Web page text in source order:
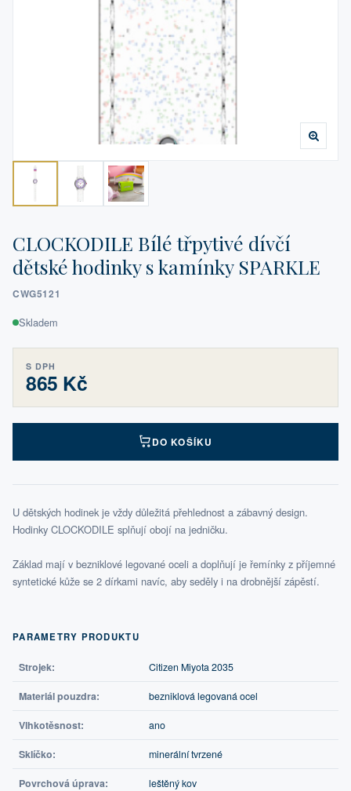
CLOCKODILE Bílé třpytivé dívčí
dětské hodinky s kamínky SPARKLE
CWG5121
Skladem
S DPH
865 Kč
DO KOŠÍKU
U dětských hodinek je vždy důležitá přehlednost a zábavný design.
Hodinky CLOCKODILE splňují obojí na jedničku.
Základ mají v bezniklové legované oceli a doplňují je řemínky z příjemné
syntetické kůže se 2 dírkami navíc, aby seděly i na drobnější zápěstí.
PARAMETRY PRODUKTU
Strojek: Citizen Miyota 2035
Materiál pouzdra: bezniklová legovaná ocel
Vlhkotěsnost: ano
Sklíčko: minerální tvrzené
Povrchová úprava: leštěný kov